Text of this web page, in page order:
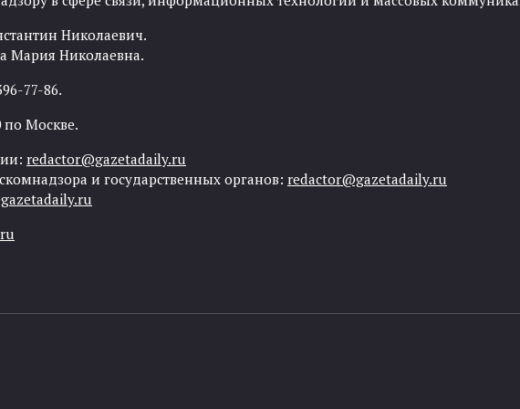
Николаевич.
Мария Николаевна.
77-86.
по Москве.
redactor@gazetadaily.ru
и государственных органов: redactor@gazetadaily.ru